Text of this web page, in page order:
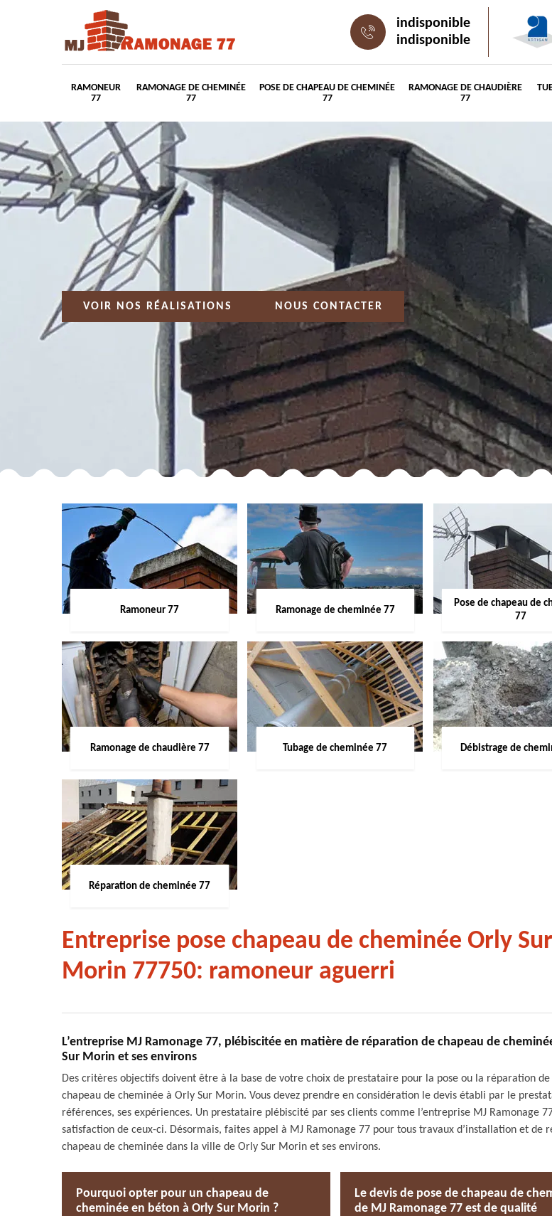
indisponible
indisponible
RAMONEUR
77
RAMONAGE DE CHEMINÉE
77
POSE DE CHAPEAU DE CHEMINÉE
77
RAMONAGE DE CHAUDIÈRE
77
VOIR NOS RÉALISATIONS NOUS CONTACTER
Ramoneur 77 Ramonage de cheminée 77
Pose de chapeau de
77
Ramonage de chaudière 77 Tubage de cheminée 77 Débistrage de
Réparation de cheminée 77
Entreprise pose chapeau de cheminée Orly Sur
Morin 77750: ramoneur aguerri
L’entreprise MJ Ramonage 77, plébiscitée en matière de réparation de chapeau de
Sur Morin et ses environs
Des critères objectifs doivent être à la base de votre choix de prestataire pour la pose ou la réparation
chapeau de cheminée à Orly Sur Morin. Vous devez prendre en considération le devis établi par le
références, ses expériences. Un prestataire plébiscité par ses clients comme l’entreprise MJ Ramonage
satisfaction de ceux-ci. Désormais, faites appel à MJ Ramonage 77 pour tous travaux d’installation et de
chapeau de cheminée dans la ville de Orly Sur Morin et ses environs.
Pourquoi opter pour un chapeau de
cheminée en béton à Orly Sur Morin ?
Le devis de pose de chapeau de
de MJ Ramonage 77 est de qualité